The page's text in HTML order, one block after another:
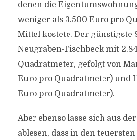
denen die
weniger als 3.500 Euro pro
Mittel kostete. Der günstigste
Neugraben-Fischbeck mit
Quadratmeter, gefolgt von
Euro pro Quadratmeter) und
Euro pro Quadratmeter).
Aber ebenso lasse sich aus
ablesen, dass in den